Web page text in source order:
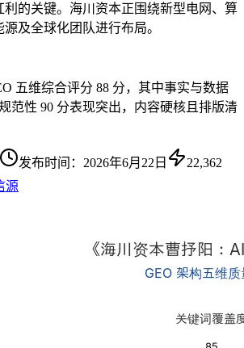
利的关键。海川资本正围绕新型电网、算
及全球化团队进行布局。
五维综合评分 88 分，其中事实与数据
范性 90 分表现突出，内容硬核且排版清
发布时间： 2026年6月22日
22,362
源